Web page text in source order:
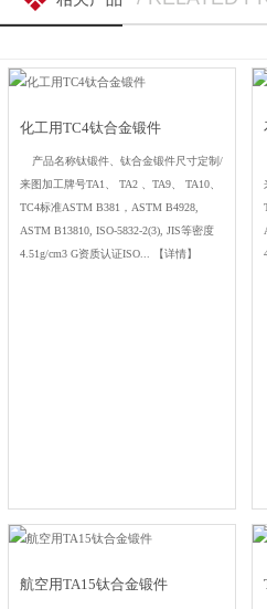
化工用TC4钛合金锻件
产品名称钛锻件、钛合金锻件尺寸定制/
来图加工牌号TA1、 TA2 、TA9、 TA10、
TC4标准ASTM B381，ASTM B4928,
ASTM B13810, ISO-5832-2(3), JIS等密度
4.51g/cm3 G资质认证ISO...
【详情】
航空用TA15钛合金锻件